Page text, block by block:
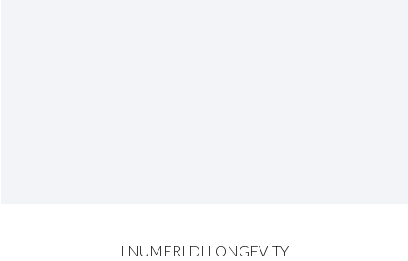
I NUMERI DI LONGEVITY